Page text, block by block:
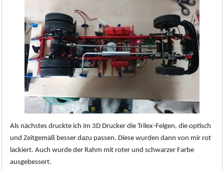
Als nächstes druckte ich im 3D Drucker die Trilex-Felgen, die optisch
und Zeitgemäß besser dazu passen. Diese wurden dann von mir rot
lackiert. Auch wurde der Rahm mit roter und schwarzer Farbe
ausgebessert.